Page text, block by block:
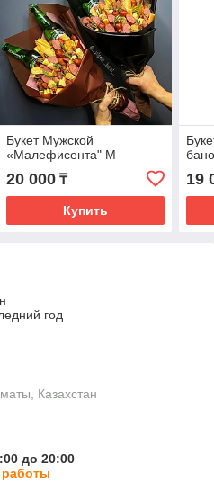
Букет Мужской
«Малефисента" М
20 000₸
Купить
19
год
Казахстан
до 20:00
работы